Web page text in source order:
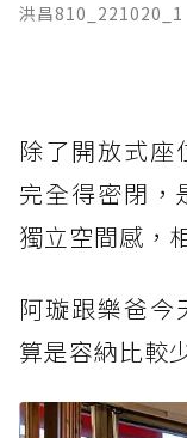
洪昌810_221020_1
除了開放式座
完全得密閉，
獨立空間感，
阿璇跟樂爸今
算是容納比較